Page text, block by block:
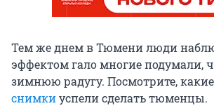
Тем же днем в Тюмени люди
эффектом гало многие подумали,
зимнюю радугу. Посмотрите, какие
снимкиуспели сделать тюменцы.